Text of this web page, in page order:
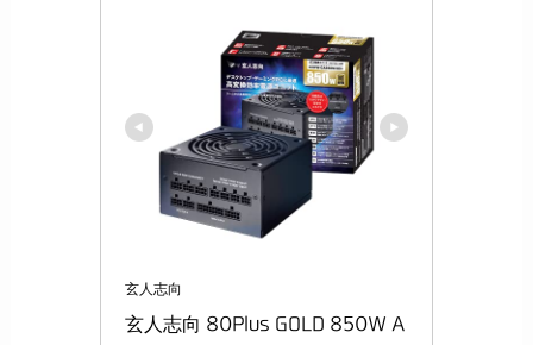
玄人志向
玄人志向 80Plus GOLD 850W A